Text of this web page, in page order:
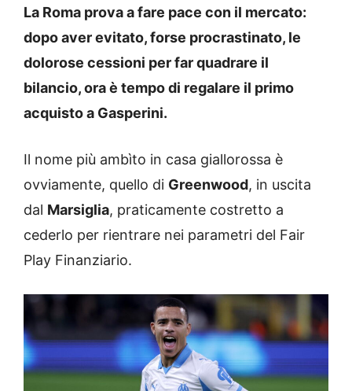
La Roma prova a fare pace con il mercato:
dopo aver evitato, forse procrastinato, le
dolorose cessioni per far quadrare il
bilancio, ora è tempo di regalare il primo
acquisto a Gasperini.
Il nome più ambìto in casa giallorossa è
ovviamente, quello di Greenwood, in uscita
dal Marsiglia, praticamente costretto a
cederlo per rientrare nei parametri del Fair
Play Finanziario.